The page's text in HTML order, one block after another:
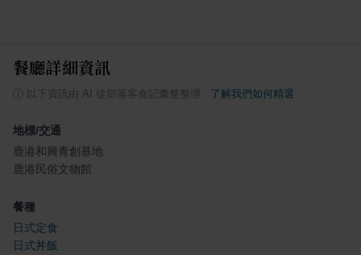
餐廳詳細資訊
以下資訊由 AI 從部落客食記彙整整理 了解我們如何精選
地標/交通
鹿港和興青創基地
鹿港民俗文物館
餐種
日式定食
日式丼飯